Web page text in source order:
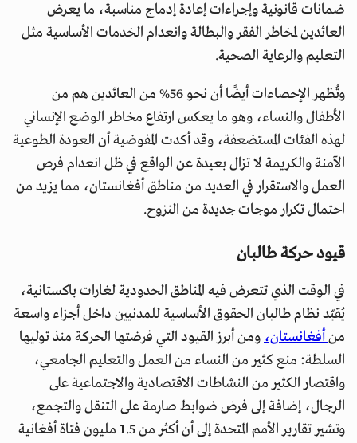
ضمانات قانونية وإجراءات إعادة إدماج مناسبة، ما يعرض
العائدين لمخاطر الفقر والبطالة وانعدام الخدمات الأساسية مثل
التعليم والرعاية الصحية.
وتُظهر الإحصاءات أيضًا أن نحو 56% من العائدين هم من
الأطفال والنساء، وهو ما يعكس ارتفاع مخاطر الوضع الإنساني
لهذه الفئات المستضعفة، وقد أكدت المفوضية أن العودة الطوعية
الآمنة والكريمة لا تزال بعيدة عن الواقع في ظل انعدام فرص
العمل والاستقرار في العديد من مناطق أفغانستان، مما يزيد من
احتمال تكرار موجات جديدة من النزوح.
قيود حركة طالبان
في الوقت الذي تتعرض فيه المناطق الحدودية لغارات باكستانية،
يُقيّد نظام طالبان الحقوق الأساسية للمدنيين داخل أجزاء واسعة
منأفغانستان،ومن أبرز القيود التي فرضتها الحركة منذ توليها
السلطة: منع كثير من النساء من العمل والتعليم الجامعي،
واقتصار الكثير من النشاطات الاقتصادية والاجتماعية على
الرجال، إضافة إلى فرض ضوابط صارمة على التنقل والتجمع،
وتشير تقارير الأمم المتحدة إلى أن أكثر من 1.5 مليون فتاة أفغانية